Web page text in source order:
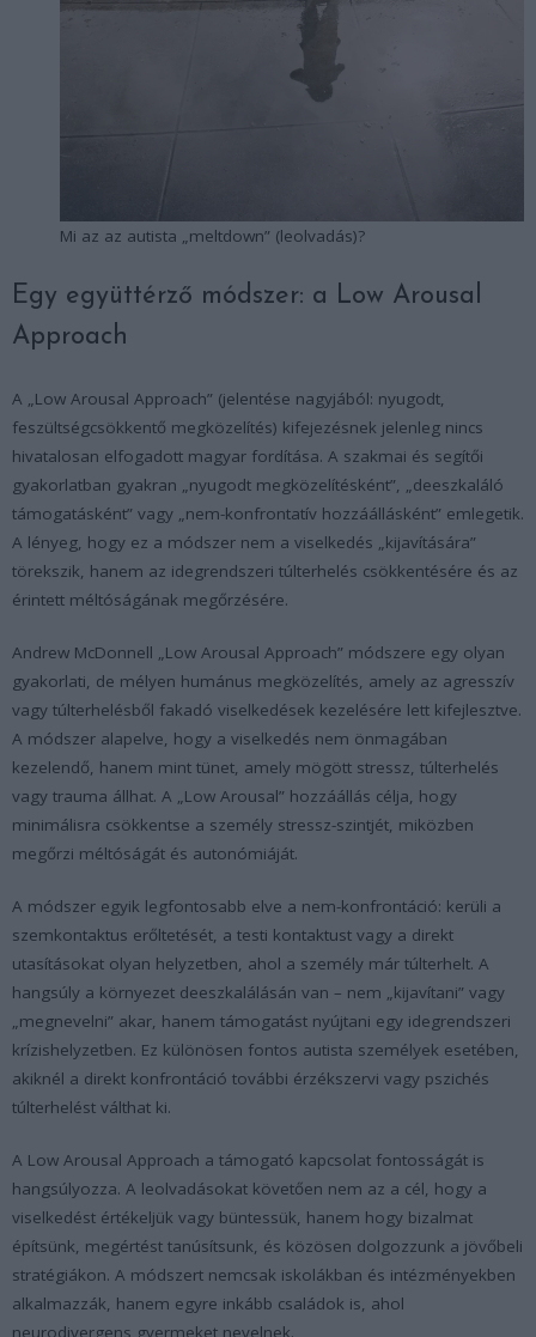
Mi az az autista „meltdown” (leolvadás)?
Egy együttérző módszer: a Low Arousal
Approach
A „Low Arousal Approach” (jelentése nagyjából: nyugodt,
feszültségcsökkentő megközelítés) kifejezésnek jelenleg nincs
hivatalosan elfogadott magyar fordítása. A szakmai és segítői
gyakorlatban gyakran „nyugodt megközelítésként”, „deeszkaláló
támogatásként” vagy „nem-konfrontatív hozzáállásként” emlegetik.
A lényeg, hogy ez a módszer nem a viselkedés „kijavítására”
törekszik, hanem az idegrendszeri túlterhelés csökkentésére és az
érintett méltóságának megőrzésére.
Andrew McDonnell „Low Arousal Approach” módszere egy olyan
gyakorlati, de mélyen humánus megközelítés, amely az agresszív
vagy túlterhelésből fakadó viselkedések kezelésére lett kifejlesztve.
A módszer alapelve, hogy a viselkedés nem önmagában
kezelendő, hanem mint tünet, amely mögött stressz, túlterhelés
vagy trauma állhat. A „Low Arousal” hozzáállás célja, hogy
minimálisra csökkentse a személy stressz-szintjét, miközben
megőrzi méltóságát és autonómiáját.
A módszer egyik legfontosabb elve a nem-konfrontáció: kerüli a
szemkontaktus erőltetését, a testi kontaktust vagy a direkt
utasításokat olyan helyzetben, ahol a személy már túlterhelt. A
hangsúly a környezet deeszkalálásán van – nem „kijavítani” vagy
„megnevelni” akar, hanem támogatást nyújtani egy idegrendszeri
krízishelyzetben. Ez különösen fontos autista személyek esetében,
akiknél a direkt konfrontáció további érzékszervi vagy pszichés
túlterhelést válthat ki.
A Low Arousal Approach a támogató kapcsolat fontosságát is
hangsúlyozza. A leolvadásokat követően nem az a cél, hogy a
viselkedést értékeljük vagy büntessük, hanem hogy bizalmat
építsünk, megértést tanúsítsunk, és közösen dolgozzunk a jövőbeli
stratégiákon. A módszert nemcsak iskolákban és intézményekben
alkalmazzák, hanem egyre inkább családok is, ahol
neurodivergens gyermeket nevelnek.